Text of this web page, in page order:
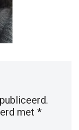
met *